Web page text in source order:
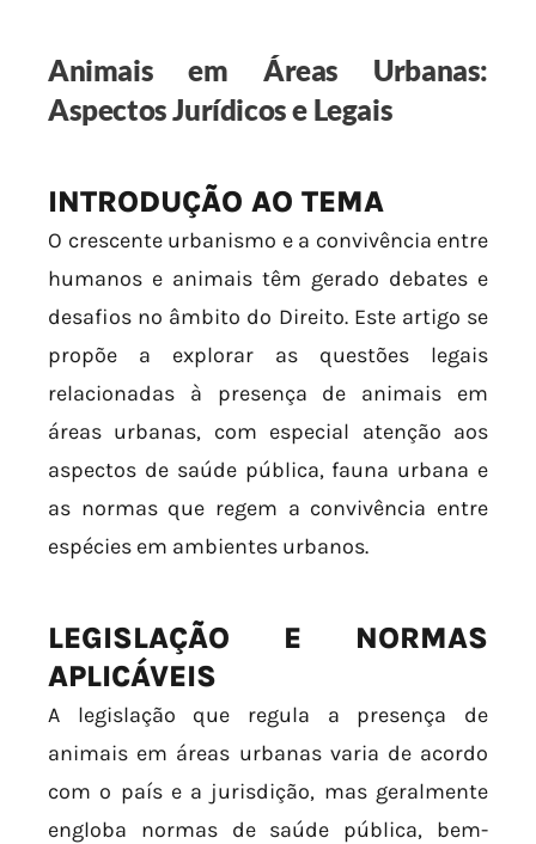
Animais em Áreas Urbanas:
Aspectos Jurídicos e Legais
INTRODUÇÃO AO TEMA
O crescente urbanismo e a convivência entre
humanos e animais têm gerado debates e
desafios no âmbito do Direito. Este artigo se
propõe a explorar as questões legais
relacionadas à presença de animais em
áreas urbanas, com especial atenção aos
aspectos de saúde pública, fauna urbana e
as normas que regem a convivência entre
espécies em ambientes urbanos.
LEGISLAÇÃO E NORMAS
APLICÁVEIS
A legislação que regula a presença de
animais em áreas urbanas varia de acordo
com o país e a jurisdição, mas geralmente
engloba normas de saúde pública, bem-